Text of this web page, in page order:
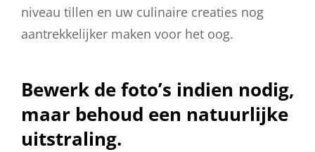
niveau tillen en uw culinaire creaties nog
aantrekkelijker maken voor het oog.
Bewerk de foto’s indien nodig,
maar behoud een natuurlijke
uitstraling.